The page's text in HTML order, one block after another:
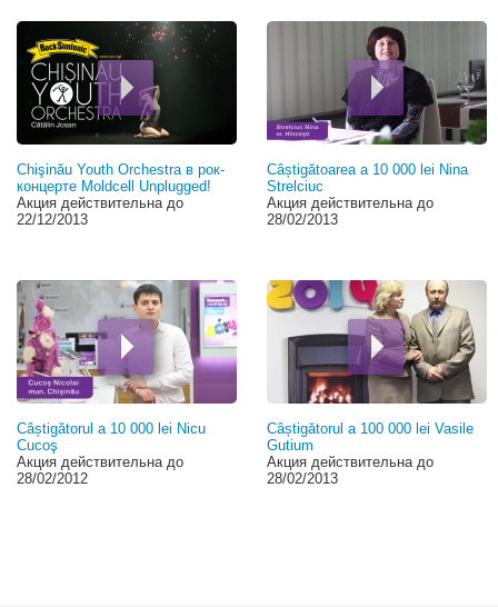
Chişinău Youth Orchestra в рок-
концерте Moldcell Unplugged!
Акция действительна до
22/12/2013
Câștigătoarea a 10 000 lei Nina
Strelciuc
Акция действительна до
28/02/2013
Câștigătorul a 10 000 lei Nicu
Cucoş
Акция действительна до
28/02/2012
Câștigătorul a 100 000 lei Vasile
Gutium
Акция действительна до
28/02/2013